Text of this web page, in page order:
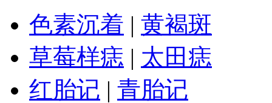
色素沉着 | 黄褐斑
草莓样痣 | 太田痣
红胎记 | 青胎记